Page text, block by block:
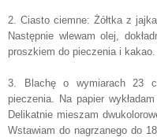
2. Ciasto ciemne: Żółtka z
Następnie wlewam olej,
proszkiem do pieczenia i kakao.
3. Blachę o wymiarach 23
pieczenia. Na papier
Delikatnie mieszam
Wstawiam do nagrzanego do